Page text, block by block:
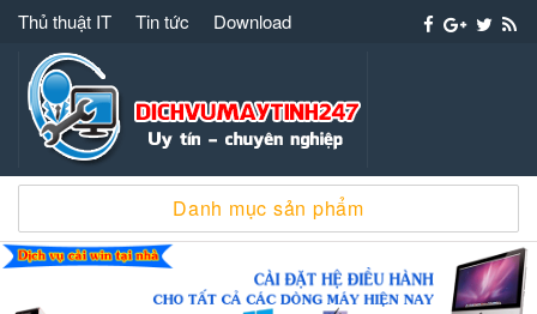
Thủ thuật IT Tin tức Download
Dịch vụ máy tính 247 – 091 861 8866 cài win
Danh mục sản phẩm